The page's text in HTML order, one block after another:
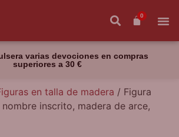
0
varias devociones en compras
superiores a 30 €
en talla de madera / Figura
inscrito, madera de arce,